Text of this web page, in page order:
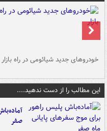
خودروهای جدید شیائومی در راه بازار
این مطالب را از دست ندهید....
صفر